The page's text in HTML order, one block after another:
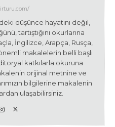
düşünce hayatını değil,
tartıştığını okurlarına
İngilizce, Arapça, Rusça,
makalelerin belli başlı
katkılarla okuruna
orijinal metnine ve
bilgilerine makalenin
ulaşabilirsiniz.